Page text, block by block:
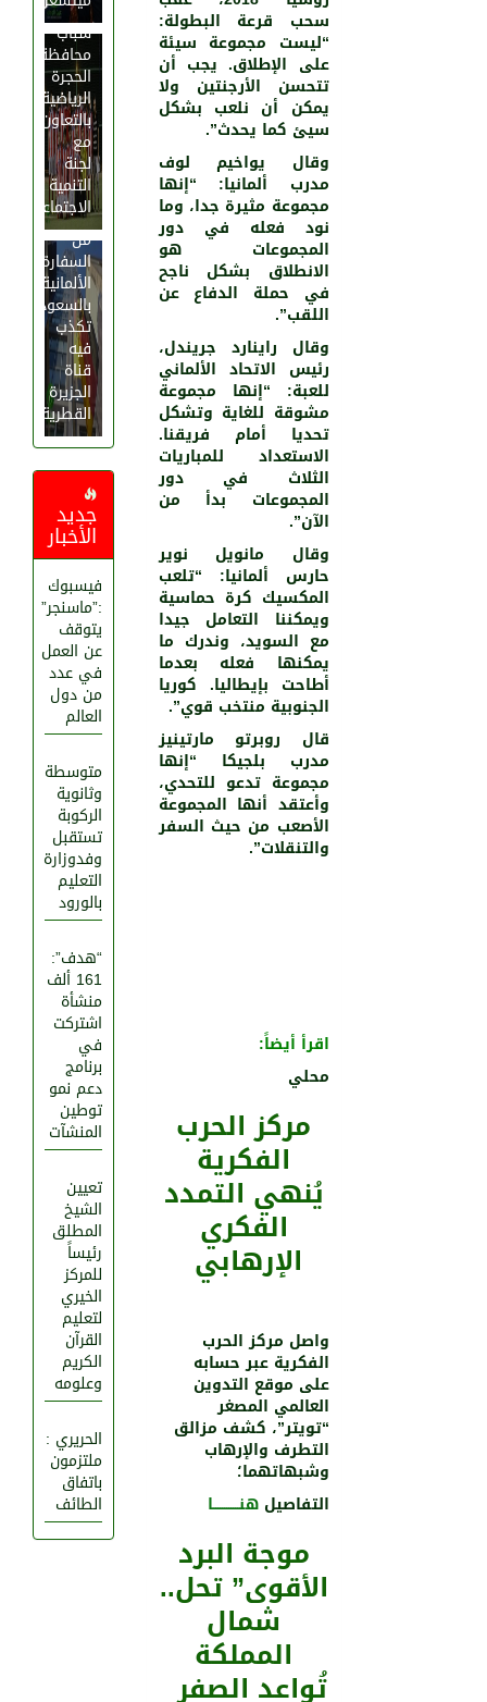
مجلس
شباب
محافظة
الحجرة
الرياضية
بالتعاون
مع
لجنة
التنمية
الاجتماعية
بيان
عاجل
من
السفارة
الألمانية
بالسعودية
تكذب
فيه
قناة
الجزيرة
القطرية
جديد
الأخبار
فيسبوك
:”ماسنجر”
يتوقف
عن العمل
في عدد
من دول
العالم
متوسطة
وثانوية
الركوبة
تستقبل
وفدوزارة
التعليم
بالورود
“هدف”:
161 ألف
منشأة
اشتركت
في
برنامج
دعم نمو
توطين
المنشآت
تعيين
الشيخ
المطلق
رئيساً
للمركز
الخيري
لتعليم
القرآن
الكريم
وعلومه
الحريري :
ملتزمون
باتفاق
الطائف
سحب قرعة البطولة:
“ليست مجموعة سيئة
على الإطلاق. يجب أن
تتحسن الأرجنتين ولا
يمكن أن نلعب بشكل
سيئ كما يحدث”.
وقال يواخيم لوف
مدرب ألمانيا: “إنها
مجموعة مثيرة جدا، وما
نود فعله في دور
المجموعات هو
الانطلاق بشكل ناجح
في حملة الدفاع عن
اللقب”.
وقال راينارد جريندل،
رئيس الاتحاد الألماني
للعبة: “إنها مجموعة
مشوقة للغاية وتشكل
تحديا أمام فريقنا.
الاستعداد للمباريات
الثلاث في دور
المجموعات بدأ من
الآن”.
وقال مانويل نوير
حارس ألمانيا: “تلعب
المكسيك كرة حماسية
ويمكننا التعامل جيدا
مع السويد، وندرك ما
يمكنها فعله بعدما
أطاحت بإيطاليا. كوريا
الجنوبية منتخب قوي”.
قال روبرتو مارتينيز
مدرب بلجيكا “إنها
مجموعة تدعو للتحدي،
وأعتقد أنها المجموعة
الأصعب من حيث السفر
والتنقلات”.
اقرأ أيضاً:
محلي
مركز الحرب
الفكرية
يُنهي التمدد
الفكري
الإرهابي
واصل مركز الحرب
الفكرية عبر حسابه
على موقع التدوين
العالمي المصغر
“تويتر”، كشف مزالق
التطرف والإرهاب
وشبهاتهما؛
التفاصيلهنــــــــــــا
موجة البرد
الأقوى” تحل..
شمال
المملكة
تُواعد الصفر